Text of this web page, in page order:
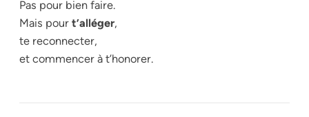
Pas pour bien faire.
Mais pour t’alléger,
te reconnecter,
et commencer à t’honorer.